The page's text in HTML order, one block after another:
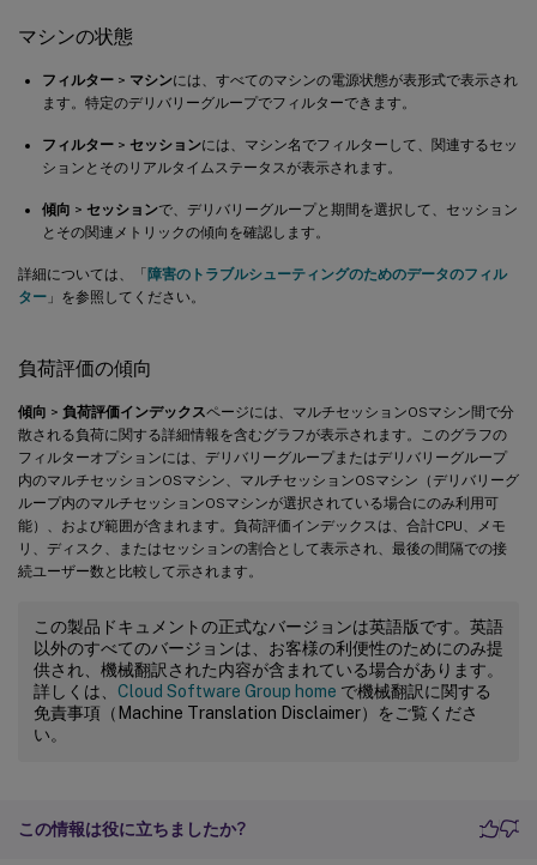
マシンの状態
フィルター > マシンには、すべてのマシンの電源状態が表形式で表示され
ます。特定のデリバリーグループでフィルターできます。
フィルター > セッションには、マシン名でフィルターして、関連するセッ
ションとそのリアルタイムステータスが表示されます。
傾向 > セッションで、デリバリーグループと期間を選択して、セッション
とその関連メトリックの傾向を確認します。
詳細については、「障害のトラブルシューティングのためのデータのフィル
ター 」を参照してください。
負荷評価の傾向
傾向 > 負荷評価インデックスページには、マルチセッションOSマシン間で分
散される負荷に関する詳細情報を含むグラフが表示されます。このグラフの
フィルターオプションには、デリバリーグループまたはデリバリーグループ
内のマルチセッションOSマシン、マルチセッションOSマシン（デリバリーグ
ループ内のマルチセッションOSマシンが選択されている場合にのみ利用可
能）、および範囲が含まれます。負荷評価インデックスは、合計CPU、メモ
リ、ディスク、またはセッションの割合として表示され、最後の間隔での接
続ユーザー数と比較して示されます。
この製品ドキュメントの正式なバージョンは英語版です。英語
以外のすべてのバージョンは、お客様の利便性のためにのみ提
供され、機械翻訳された内容が含まれている場合があります。
詳しくは、 Cloud Software Group home で機械翻訳に関する
免責事項（Machine Translation Disclaimer）をご覧くださ
い。
この情報は役に立ちましたか?